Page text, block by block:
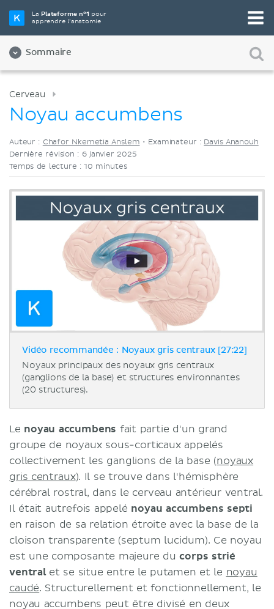
La Plateforme n°1 pour
apprendre l’anatomie
Sommaire
Choisissez votre outil d'étude préféré
Vidéos
Cerveau
Noyau accumbens
Auteur : Chafor Nkemetia Anslem • Examinateur : Davis Ananouh
Dernière révision : 6 janvier 2025
Temps de lecture : 10 minutes
Vidéo recommandée : Noyaux gris centraux [27:22]
Noyaux principaux des noyaux gris centraux
(ganglions de la base) et structures environnantes
(20 structures).
Le noyau accumbens fait partie d'un grand
groupe de noyaux sous-corticaux appelés
collectivement les ganglions de la base (noyaux
gris centraux). Il se trouve dans l'hémisphère
cérébral rostral, dans le cerveau antérieur ventral.
Il était autrefois appelé noyau accumbens septi
en raison de sa relation étroite avec la base de la
cloison transparente (septum lucidum). Ce noyau
est une composante majeure ducorps strié
ventralet se situe entre le putamen et le noyau
caudé. Structurellement et fonctionnellement, le
noyau accumbens peut être divisé en deux